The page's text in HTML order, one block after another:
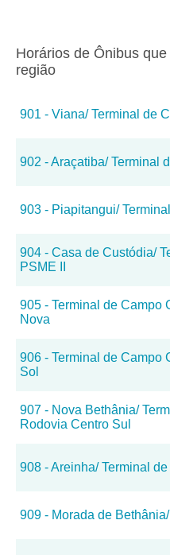
Horários de Ônibus
região
901 - Viana/ Terminal de
902 - Araçatiba/ Terminal
903 - Piapitangui/
904 - Casa de Custódia/
PSME II
905 - Terminal de Campo
Nova
906 - Terminal de Campo
Sol
907 - Nova Bethânia/
Rodovia Centro Sul
908 - Areinha/ Terminal
909 - Morada de